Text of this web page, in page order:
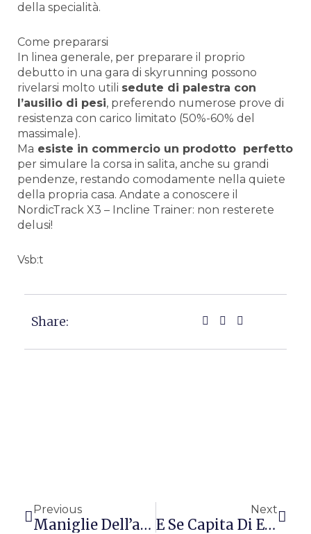
della specialità.
Come prepararsi
In linea generale, per preparare il proprio
debutto in una gara di skyrunning possono
rivelarsi molto utili sedute di palestra con
l’ausilio di pesi, preferendo numerose prove di
resistenza con carico limitato (50%-60% del
massimale).
Ma esiste in commercio un prodotto perfetto
per simulare la corsa in salita, anche su grandi
pendenze, restando comodamente nella quiete
della propria casa. Andate a conoscere il
NordicTrack X3 – Incline Trainer: non resterete
delusi!
Vsb:t
Share:
Previous
Maniglie Dell’amore E Pancia: Come Eliminare Con Love Handler DKN
Next
E Se Capita Di Esagerare? Consigli Per Dimagrire – Parte VII